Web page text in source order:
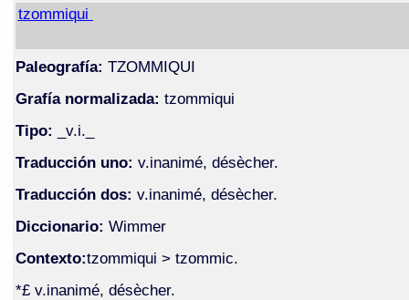
tzommiqui
Paleografía: TZOMMIQUI
Grafía normalizada: tzommiqui
Tipo: _v.i._
Traducción uno: v.inanimé, désècher.
Traducción dos: v.inanimé, désècher.
Diccionario: Wimmer
Contexto:tzommiqui > tzommic.
*£ v.inanimé, désècher.